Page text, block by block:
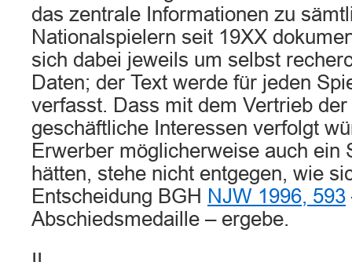
das zentrale Informationen zu
Nationalspielern seit 19XX
sich dabei jeweils um selbst
Daten; der Text werde für jeden
verfasst. Dass mit dem Vertrieb der
geschäftliche Interessen verfolgt
Erwerber möglicherweise auch ein
hätten, stehe nicht entgegen, wie
Entscheidung BGH NJW 1996, 593
Abschiedsmedaille – ergebe.